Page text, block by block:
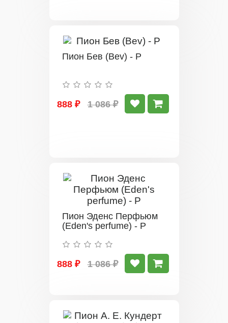
Пион Бев (Bev) - Р
888 ₽ 1 086 ₽
Пион Эденс Перфьюм
(Eden's perfume) - Р
888 ₽ 1 086 ₽